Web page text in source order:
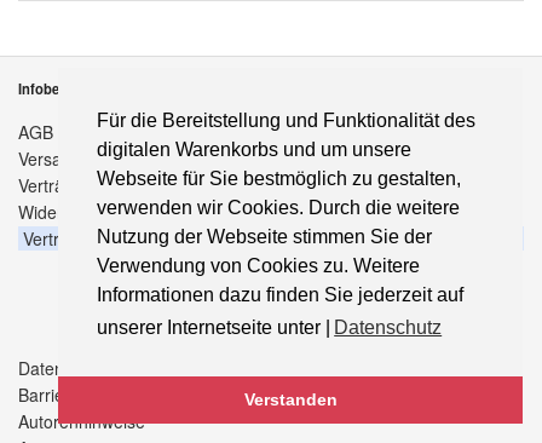
Für die Bereitstellung und Funktionalität des
digitalen Warenkorbs und um unsere
Webseite für Sie bestmöglich zu gestalten,
verwenden wir Cookies. Durch die weitere
Nutzung der Webseite stimmen Sie der
Verwendung von Cookies zu. Weitere
Informationen dazu finden Sie jederzeit auf
unserer Internetseite unter |
Datenschutz
Verstanden
Infobereich
AGB
Versandkosten
Verträge hier kündigen
Widerrufsbelehrung
Vertrag widerrufen
Datenschutz
Barrierefreiheitserklärung
Autorenhinweise